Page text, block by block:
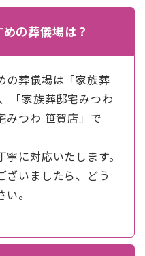
の葬儀場は？
の葬儀場は「家族葬
「家族葬邸宅みつわ
みつわ 笹賀店」で
に対応いたします。
ざいましたら、どう
。